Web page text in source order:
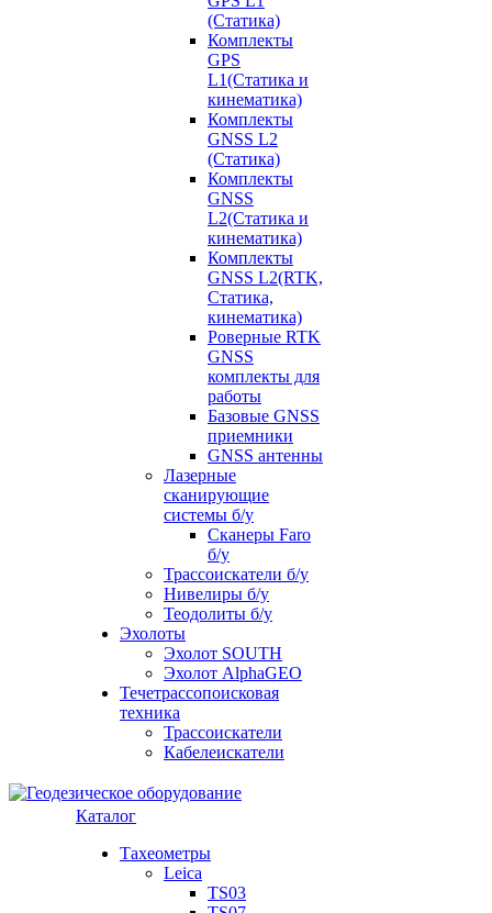
(Статика)
Комплекты
GPS
L1(Статика и
кинематика)
Комплекты
GNSS L2
(Статика)
Комплекты
GNSS
L2(Статика и
кинематика)
Комплекты
GNSS L2(RTK,
Статика,
кинематика)
Роверные RTK
GNSS
комплекты для
работы
Базовые GNSS
приемники
GNSS антенны
Лазерные
сканирующие
системы б/у
Сканеры Faro
б/у
Трассоискатели б/у
Нивелиры б/у
Теодолиты б/у
Эхолоты
Эхолот SOUTH
Эхолот AlphaGEO
Течетрассопоисковая
техника
Трассоискатели
Кабелеискатели
Каталог
Тахеометры
Leica
TS03